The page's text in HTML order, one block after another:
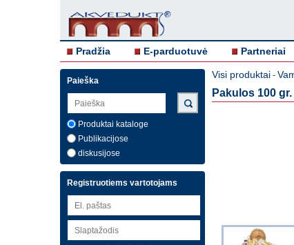
Pradžia E-parduotuvė Partneriai
Paieška
Produktai kataloge
Publikacijose
diskusijose
Registruotiems vartotojams
Visi produktai -
Pakulos 100